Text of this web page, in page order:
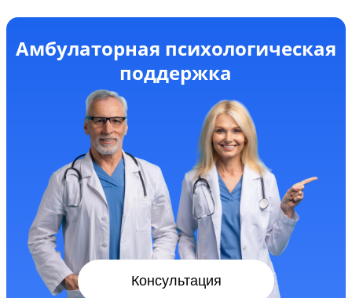
Амбулаторная психологическая
поддержка
Консультация